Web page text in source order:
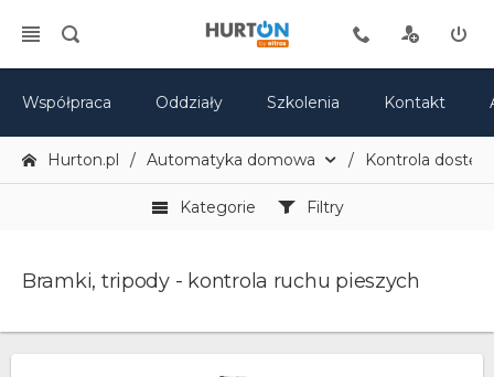
Współpraca Oddziały Szkolenia Kontakt
Hurton.pl Automatyka domowa Kontrola
Kategorie Filtry
Bramki, tripody - kontrola ruchu pieszych